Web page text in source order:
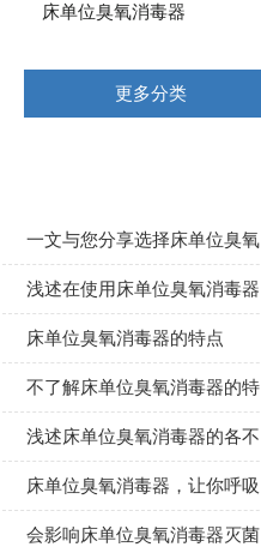
床单位臭氧消毒器
更多分类
床单位臭氧消毒器的特点